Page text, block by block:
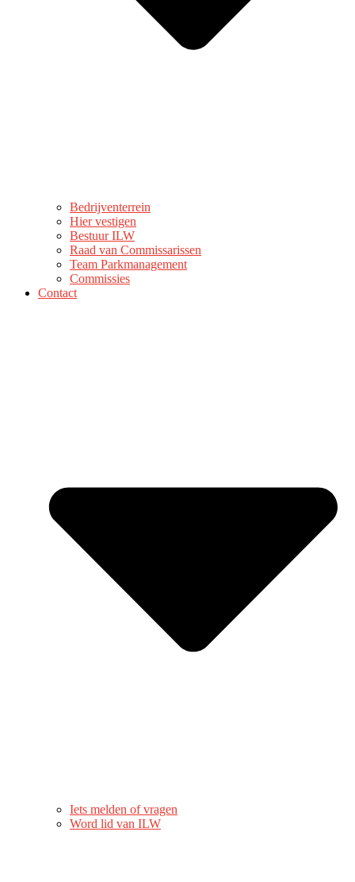
Bedrijventerrein
Hier vestigen
Bestuur ILW
Raad van Commissarissen
Team Parkmanagement
Commissies
Contact
Iets melden of vragen
Word lid van ILW